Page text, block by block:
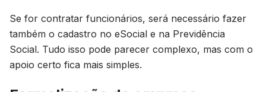
Se for contratar funcionários, será necessário fazer
também o cadastro no eSocial e na Previdência
Social. Tudo isso pode parecer complexo, mas com o
apoio certo fica mais simples.